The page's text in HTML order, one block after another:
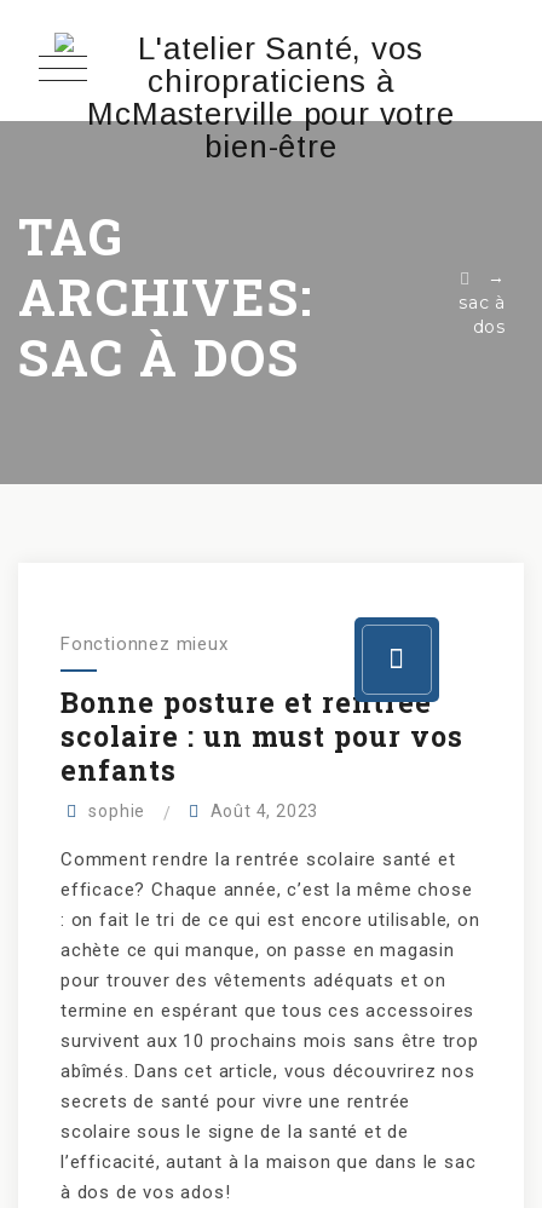
TAG
ARCHIVES:
SAC À DOS
→
sac à
dos
Fonctionnez mieux
Bonne posture et rentrée
scolaire : un must pour vos
enfants
sophie Août 4, 2023
Comment rendre la rentrée scolaire santé et
efficace? Chaque année, c’est la même chose
: on fait le tri de ce qui est encore utilisable, on
achète ce qui manque, on passe en magasin
pour trouver des vêtements adéquats et on
termine en espérant que tous ces accessoires
survivent aux 10 prochains mois sans être trop
abîmés. Dans cet article, vous découvrirez nos
secrets de santé pour vivre une rentrée
scolaire sous le signe de la santé et de
l’efficacité, autant à la maison que dans le sac
à dos de vos ados!